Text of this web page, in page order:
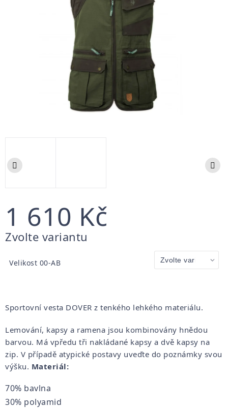
1 610 Kč
Měrná
Zvolte variantu
Velikost 00-AB
Sportovní vesta DOVER z tenkého lehkého materiálu.
Lemování, kapsy a ramena jsou kombinovány hnědou
barvou. Má vpředu tři nakládané kapsy a dvě kapsy na
zip. V případě atypické postavy uveďte do poznámky svou
výšku. Materiál:
70% bavlna
30% polyamid